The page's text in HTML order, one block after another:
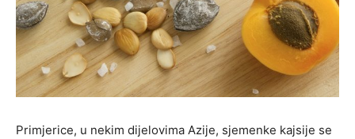
Primjerice, u nekim dijelovima Azije, sjemenke kajsije se